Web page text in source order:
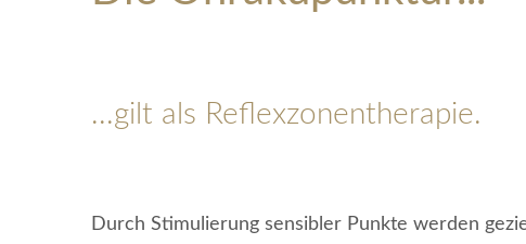
...gilt als Reflexzonentherapie.
Durch Stimulierung sensibler Punkte werden